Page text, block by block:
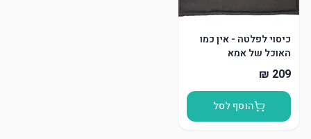
כיסוי לפלטה - אין כמו
האוכל של אמא
הוסף לסל